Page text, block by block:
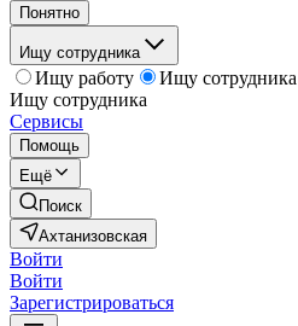
Понятно
Ищу сотрудника
Ищу работу
Ищу сотрудника
Ищу сотрудника
Сервисы
Помощь
Ещё
Поиск
Ахтанизовская
Войти
Войти
Зарегистрироваться